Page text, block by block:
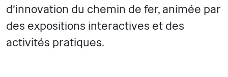
d'innovation du chemin de fer, animée par
des expositions interactives et des
activités pratiques.